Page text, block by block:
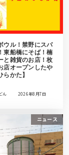
ウル！禁野にスパ
東船橋にそば！楠
と雑貨のお店！枚
店オープンしたや
らかた】
ん 2026年8月7日
ニュース